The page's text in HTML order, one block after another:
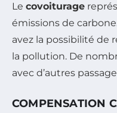
Le covoiturage
émissions de
avez la possibilité de
la pollution. De
avec d’autres
COMPENSATION